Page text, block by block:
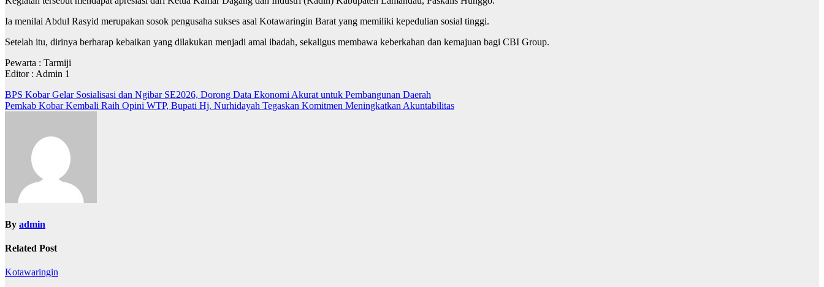
Ia menilai Abdul Rasyid merupakan sosok pengusaha sukses asal Kotawaringin Barat yang memiliki kepedulian sosial tinggi.
Setelah itu, dirinya berharap kebaikan yang dilakukan menjadi amal ibadah, sekaligus membawa keberkahan dan kemajuan bagi CBI Group.
Pewarta : Tarmiji
Editor : Admin 1
Navigasi
pos
BPS Kobar Gelar Sosialisasi dan Ngibar SE2026, Dorong Data Ekonomi Akurat untuk Pembangunan Daerah
Pemkab Kobar Kembali Raih Opini WTP, Bupati Hj. Nurhidayah Tegaskan Komitmen Meningkatkan Akuntabilitas
By admin
Related Post
Kotawaringin